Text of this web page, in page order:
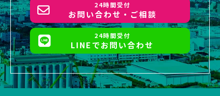
24時間受付
お問い合わせ・ご相談
24時間受付
LINEでお問い合わせ